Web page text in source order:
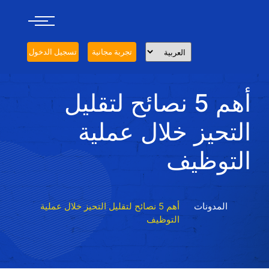
تجربة مجانية تسجيل الدخول
أهم 5 نصائح لتقليل
التحيز خلال عملية
التوظيف
المدونات
أهم 5 نصائح لتقليل التحيز خلال عملية
التوظيف